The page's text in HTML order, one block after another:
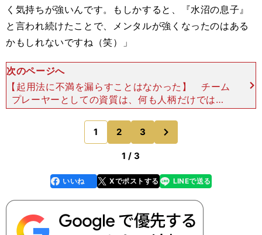
く気持ちが強いんです。もしかすると、『水沼の息子』
と言われ続けたことで、メンタルが強くなったのはある
かもしれないですね（笑）」
次のページへ
【起用法に不満を漏らすことはなかった】 チーム
プレーヤーとしての資質は、何も人柄だけではな
い。 サイドでチームを助けるプレーの質は、Ｊリ
ーグでも屈指だろう。ピンポイントクロスの精度は
ナンバー１で、
1 2 3
1 / 3
faceboo
k
いいね Xでポストする
line LINEで送る